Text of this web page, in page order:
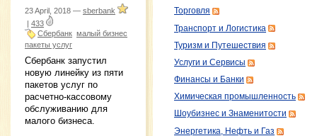
23 April, 2018 — sberbank
433
Сбербанк малый бизнес
пакеты услуг
Сбербанк запустил
новую линейку из пяти
пакетов услуг по
расчетно-кассовому
обслуживанию для
малого бизнеса.
Торговля
Транспорт и Логистика
Туризм и Путешествия
Услуги и Сервисы
Финансы и Банки
Химическая промышленность
Шоубизнес и Знаменитости
Энергетика, Нефть и Газ